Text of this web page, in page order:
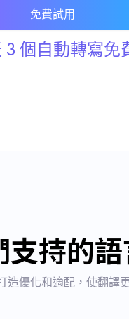
免費試用
3 個自動轉寫免
支持的
造優化和適配，使翻譯